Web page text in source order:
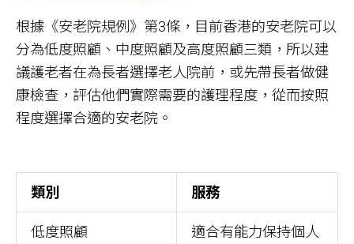
根據《安老院規例》第3條，目前香港的安老院可以
分為低度照顧、中度照顧及高度照顧三類，所以建
議護老者在為長者選擇老人院前，或先帶長者做健
康檢查，評估他們實際需要的護理程度，從而按照
程度選擇合適的安老院。
類別 服務
低度照顧
適合有能力保持個人